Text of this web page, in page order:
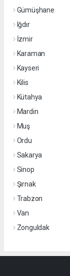
Gümüşhane
Iğdır
İzmir
Karaman
Kayseri
Kilis
Kütahya
Mardin
Muş
Ordu
Sakarya
Sinop
Şırnak
Trabzon
Van
Zonguldak